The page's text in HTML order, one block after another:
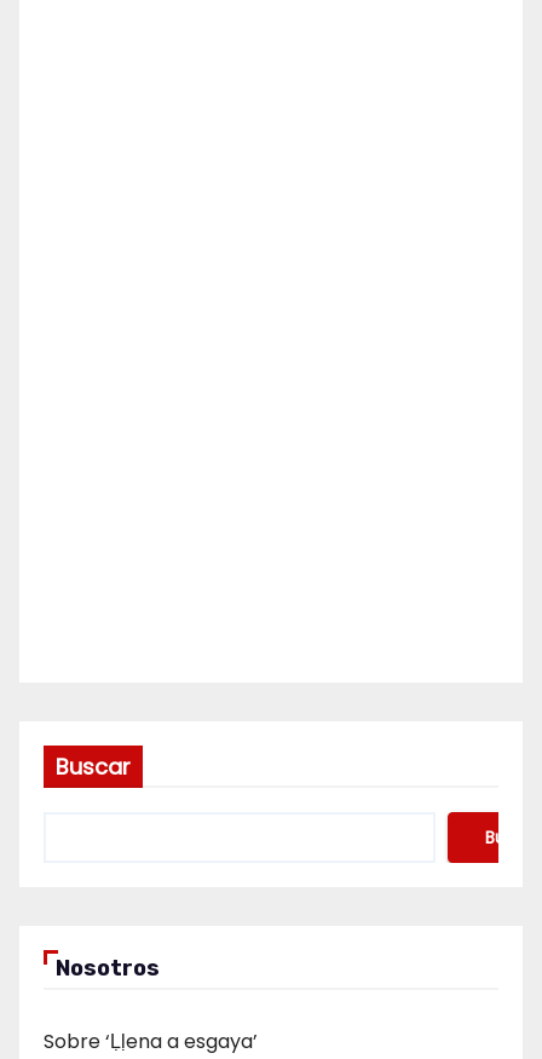
Buscar
Buscar
Nosotros
Sobre ‘Ḷḷena a esgaya’